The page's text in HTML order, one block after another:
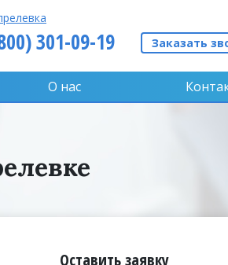
301-09-19 Заказать
О нас
Оставить заявку